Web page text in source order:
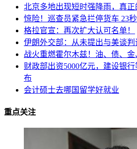
北京多地出现短时强降雨，真
惊险！巡查员紧急拦停货车 23
格拉官宣：再次扩大认可名单！
伊朗外交部：从未提出与美谈
战火重燃霍尔木兹！油、债、
财政部出资5000亿元，建设银
布
会计硕士去哪国留学好就业
重点关注